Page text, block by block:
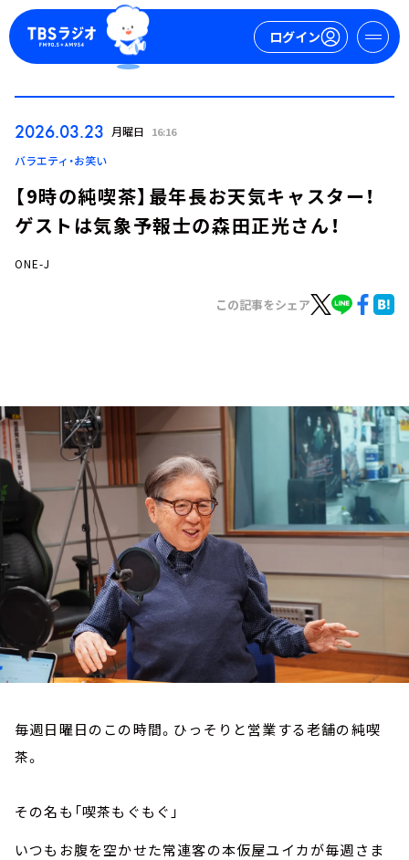
ログイン
ログイン
お知らせ
イベント・グッズ
YouTube
会社情報
2026.03.23 月曜日 16:16
バラエティ・お笑い
【9時の純喫茶】最年長お天気キャスター！
ゲストは気象予報士の森田正光さん！
ONE-J
この記事をシェア
毎週日曜日のこの時間。ひっそりと営業する老舗の純喫
茶。
その名も「喫茶もぐもぐ」
いつもお腹を空かせた常連客の本仮屋ユイカが毎週さま